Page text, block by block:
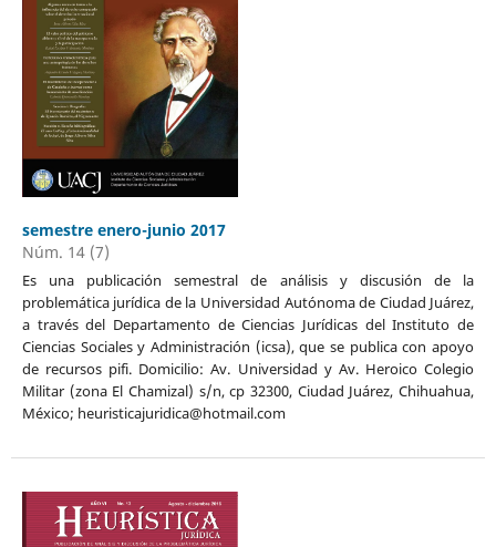
semestre enero-junio 2017
Núm. 14 (7)
Es una publicación semestral de análisis y discusión de la
problemática jurídica de la Universidad Autónoma de Ciudad Juárez,
a través del Departamento de Ciencias Jurídicas del Instituto de
Ciencias Sociales y Administración (icsa), que se publica con apoyo
de recursos pifi. Domicilio: Av. Universidad y Av. Heroico Colegio
Militar (zona El Chamizal) s/n, cp 32300, Ciudad Juárez, Chihuahua,
México; heuristicajuridica@hotmail.com